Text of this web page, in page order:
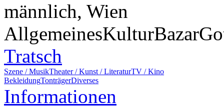
männlich, Wien
AllgemeinesKulturBazar
Tratsch
Szene / MusikTheater / Kunst / LiteraturTV / Kino
BekleidungTonträgerDiverses
Informationen